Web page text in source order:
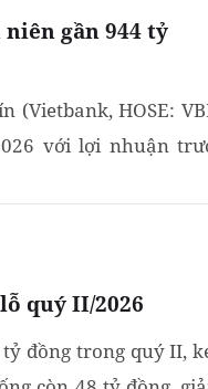
gần 944 tỷ
(Vietbank, HOSE:
với lợi nhuận
quý II/2026
đồng trong quý II,